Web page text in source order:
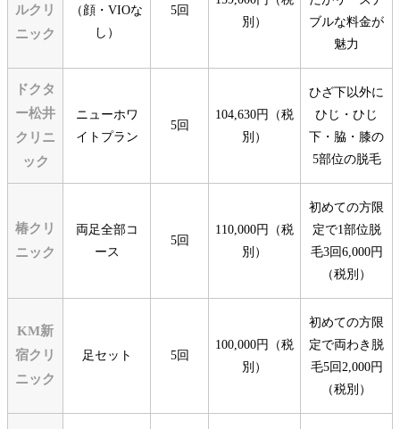
ルクリ
ニック
（顔・VIOな
し）
5回
別）
ブルな料金が
魅力
ドクタ
ー松井
クリニ
ック
ニューホワ
イトプラン
5回
104,630円（税
別）
ひざ下以外に
ひじ・ひじ
下・脇・膝の
5部位の脱毛
椿クリ
ニック
両足全部コ
ース
5回
110,000円（税
別）
初めての方限
定で1部位脱
毛3回6,000円
（税別）
KM新
宿クリ
ニック
足セット 5回
100,000円（税
別）
初めての方限
定で両わき脱
毛5回2,000円
（税別）